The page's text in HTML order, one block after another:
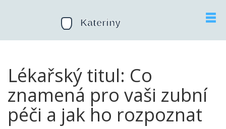
Lékařský titul: Co
znamená pro vaši zubní
péči a jak ho rozpoznat